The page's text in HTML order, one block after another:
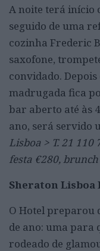
A noite terá início
seguido de uma
cozinha Frederic
saxofone,
convidado. Depois
madrugada fica
bar aberto até às
ano, será servido
Lisboa > T. 21
festa €280,
Sheraton Lisboa
O Hotel preparou
de ano: uma
rodeado de